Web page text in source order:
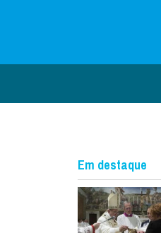
Em destaque